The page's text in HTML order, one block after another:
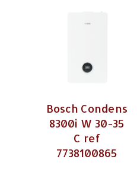
Bosch Condens
8300i W 30-35
C ref
7738100865